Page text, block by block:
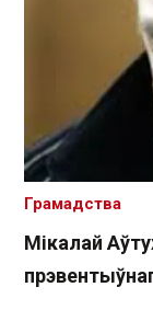
Мікалай
Грамадства